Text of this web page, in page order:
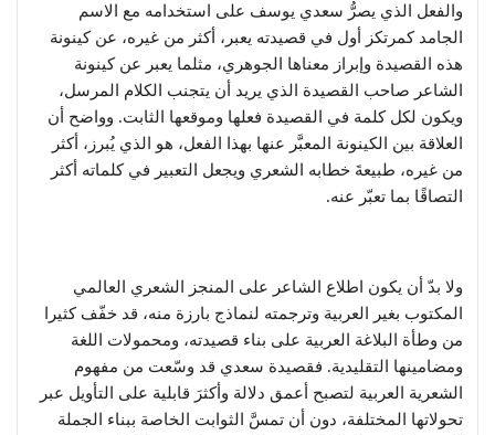
والفعل الذي يصرُّ سعدي يوسف على استخدامه مع الاسم
الجامد كمرتكز أول في قصيدته يعبر، أكثر من غيره، عن كينونة
هذه القصيدة وإبراز معناها الجوهري، مثلما يعبر عن كينونة
الشاعر صاحب القصيدة الذي يريد أن يتجنب الكلام المرسل،
ويكون لكل كلمة في القصيدة فعلها وموقعها الثابت. وواضح أن
العلاقة بين الكينونة المعبَّر عنها بهذا الفعل، هو الذي يُبرز، أكثر
من غيره، طبيعةَ خطابه الشعري ويجعل التعبير في كلماته أكثر
التصاقًا بما تعبّر عنه.
ولا بدّ أن يكون اطلاع الشاعر على المنجز الشعري العالمي
المكتوب بغير العربية وترجمته لنماذج بارزة منه، قد خفّف كثيرا
من وطأة البلاغة العربية على بناء قصيدته، ومحمولات اللغة
ومضامينها التقليدية. فقصيدة سعدي قد وسّعت من مفهوم
الشعرية العربية لتصبح أعمق دلالة وأكثرَ قابلية على التأويل عبر
تحولاتها المختلفة، دون أن تمسَّ الثوابت الخاصة ببناء الجملة